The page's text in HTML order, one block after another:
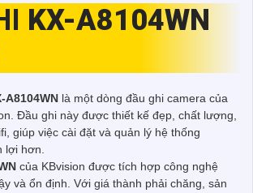
KX-A8104WN
A8104WN là một dòng đầu ghi camera của
Đầu ghi này được thiết kế đẹp, chất lượng,
giúp việc cài đặt và quản lý hệ thống
lợi hơn.
của KBvision được tích hợp công nghệ
và ổn định. Với giá thành phải chăng, sản